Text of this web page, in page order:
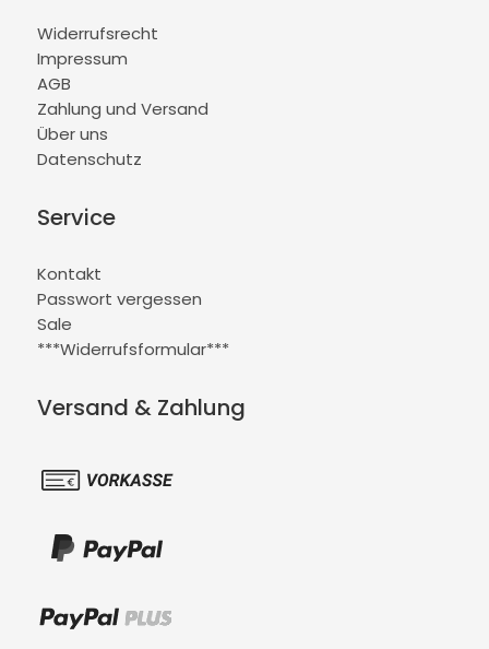
Widerrufsrecht
Impressum
AGB
Zahlung und Versand
Über uns
Datenschutz
Service
Kontakt
Passwort vergessen
Sale
***Widerrufsformular***
Versand & Zahlung